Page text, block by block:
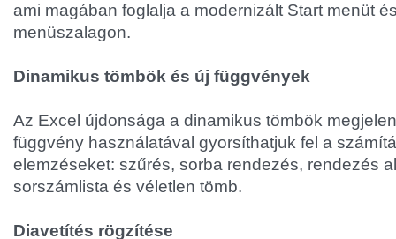
ami magában foglalja a modernizált Start menüt
menüszalagon.
Dinamikus tömbök és új függvények
Az Excel újdonsága a dinamikus tömbök
függvény használatával gyorsíthatjuk fel a
elemzéseket: szűrés, sorba rendezés, rendezés
sorszámlista és véletlen tömb.
Diavetítés rögzítése